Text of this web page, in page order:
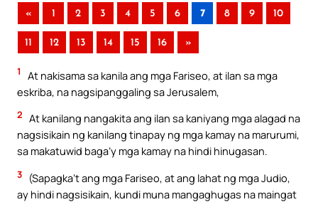
« 1 2 3 4 5 6 7 8 9 10
11 12 13 14 15 16 »
1
At nakisama sa kanila ang mga Fariseo, at ilan sa mga
eskriba, na nagsipanggaling sa Jerusalem,
2 At kanilang nangakita ang ilan sa kaniyang mga alagad na
nagsisikain ng kanilang tinapay ng mga kamay na marurumi,
sa makatuwid baga’y mga kamay na hindi hinugasan.
3
(Sapagka’t ang mga Fariseo, at ang lahat ng mga Judio,
ay hindi nagsisikain, kundi muna mangaghugas na maingat